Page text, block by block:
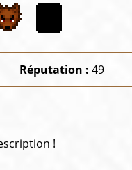
Réputation :49
!